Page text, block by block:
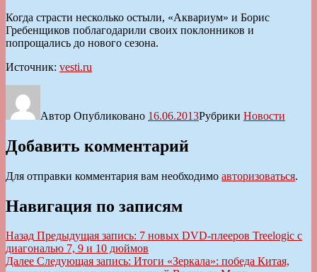
Когда страсти несколько остыли, «Аквариум» и Борис
Гребенщиков поблагодарили своих поклонников и
попрощались до нового сезона.
Источник: vesti.ru
Автор Опубликовано 16.06.2013Рубрики Новости
Добавить комментарий
Для отправки комментария вам необходимо авторизоваться.
Навигация по записям
Назад Предыдущая запись: 7 новых DVD-плееров Treelogic с
диагональю 7, 9 и 10 дюймов
Далее Следующая запись: Итоги «Зеркала»: победа Китая,